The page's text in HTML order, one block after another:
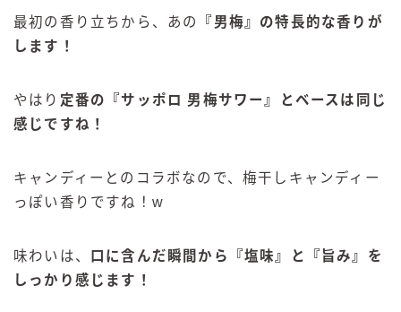
最初の香り立ちから、あの
『男梅』の特長的な香りが
します！
やはり 定番の『サッポロ 男梅サワー』とベースは同じ
感じですね！
キャンディーとのコラボなので、梅干しキャンディー
っぽい香りですね！w
味わいは、
口に含んだ瞬間から『塩味』と『旨み』を
しっかり感じます！